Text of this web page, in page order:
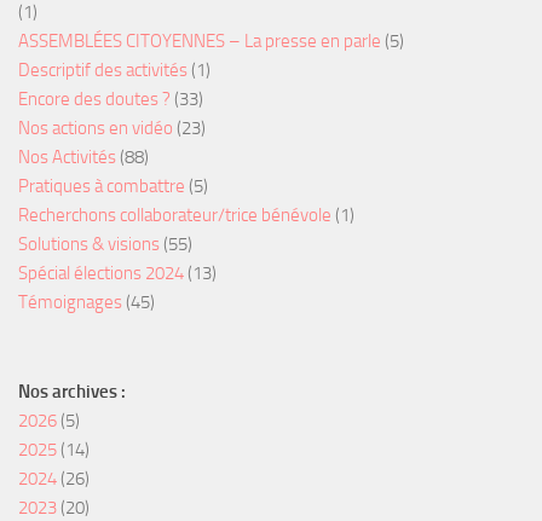
(1)
ASSEMBLÉES CITOYENNES – La presse en parle (5)
Descriptif des activités (1)
Encore des doutes ? (33)
Nos actions en vidéo (23)
Nos Activités (88)
Pratiques à combattre (5)
Recherchons collaborateur/trice bénévole (1)
Solutions & visions (55)
Spécial élections 2024 (13)
Témoignages (45)
Nos archives :
2026 (5)
2025 (14)
2024 (26)
2023 (20)